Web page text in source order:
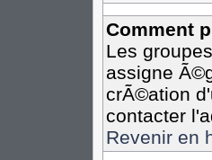
Comment
Les
assigne
crÃ©ation
contacter
Revenir en